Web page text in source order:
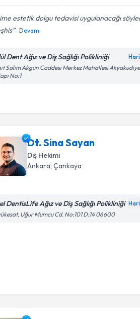
estetik dolgu tedavisi uygulanacağı
Devamı
Dent Ağız ve Diş Sağlığı Polikliniği
Salim Akgün Caddesi Merkez Mahallesi
No:1
Dt. Sina Sayan
Diş Hekimi
Ankara , Çankaya
DentisLife Ağız ve Diş Sağlığı Polikliniği
Uğur Mumcu Cd. No:101 D:14 06600